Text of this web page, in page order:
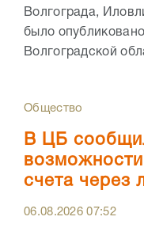
Волгограда,
было
Волгоградской
Общество
В ЦБ
счета через
06.08.202607:52